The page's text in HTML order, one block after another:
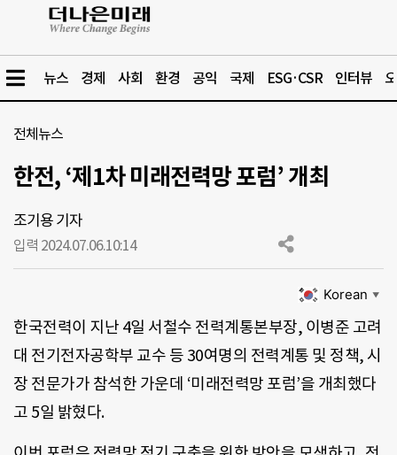
뉴스 경제 사회 환경 공익 국제 ESG·CSR 인터뷰
전체뉴스
한전, ‘제1차 미래전력망 포럼’ 개최
조기용 기자
입력 2024.07.06.10:14
Korean ▼
한국전력이 지난 4일 서철수 전력계통본부장, 이병준 고려
대 전기전자공학부 교수 등 30여명의 전력계통 및 정책, 시
장 전문가가 참석한 가운데 ‘미래전력망 포럼’을 개최했다
고 5일 밝혔다.